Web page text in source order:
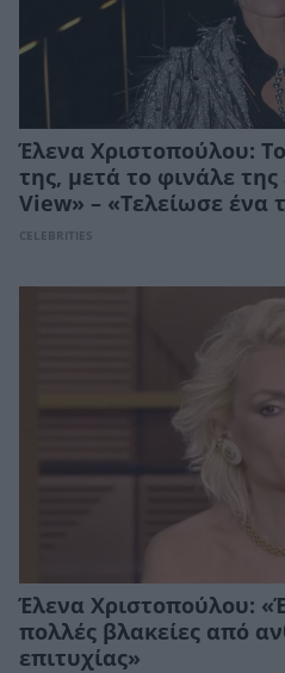
Έλενα Χριστοπούλου:
της, μετά το φινάλε
View» – «Τελείωσε ένα
CELEBRITIES
Έλενα Χριστοπούλου:
πολλές βλακείες από
επιτυχίας»